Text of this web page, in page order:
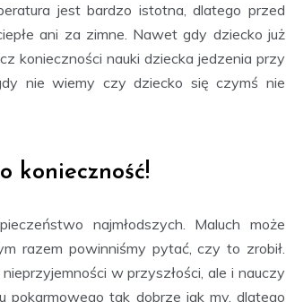
jest bardzo istotna, dlatego przed
ani za zimne. Nawet gdy dziecko już
konieczności nauki dziecka jedzenia przy
nie wiemy czy dziecko się czymś nie
konieczność!
najmłodszych. Maluch może
razem powinniśmy pytać, czy to zrobił.
w przyszłości, ale i nauczy
pokarmowego tak dobrze jak my, dlatego